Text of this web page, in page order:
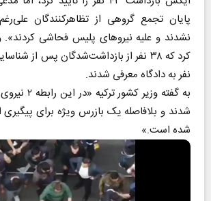
پایان تجمع گروهی از تظاهرکنندگان
نشدند و علیه نیرو‌های پلیس فحاشی
نفر به دادگاه معرفی شدند.
به گفته وزیر
شدند و بلافاصله یک بازرس ویژه برای
شده است.»